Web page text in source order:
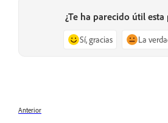
¿Te ha parecido útil esta
Sí, gracias La
Anterior